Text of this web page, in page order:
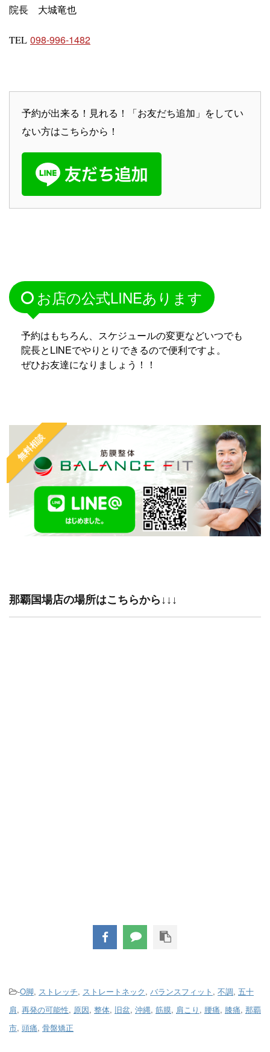
院長 大城竜也
TEL 098-996-1482
予約が出来る！見れる！「お友だち追加」をしてい
ない方はこちらから！
お店の公式LINEあります
予約はもちろん、スケジュールの変更などいつでも
院長とLINEでやりとりできるので便利ですよ。
ぜひお友達になりましょう！！
無料相談
那覇国場店の場所はこちらから↓↓↓
-O脚, ストレッチ, ストレートネック, バランスフィット , 不調, 五十
肩, 再発の可能性, 原因, 整体, 旧盆, 沖縄, 筋膜, 肩こり , 腰痛, 膝痛, 那覇
市, 頭痛, 骨盤矯正